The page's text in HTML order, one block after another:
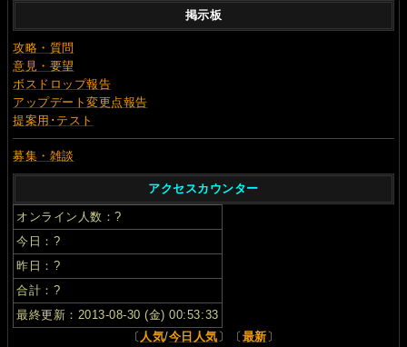
掲示板
攻略・質問
意見・要望
ボスドロップ報告
アップデート変更点報告
提案用･テスト
募集・雑談
アクセスカウンター
オンライン人数：?
今日： ?
昨日： ?
合計： ?
最終更新：2013-08-30 (金) 00:53:33
〔 人気/今日人気 〕〔 最新 〕